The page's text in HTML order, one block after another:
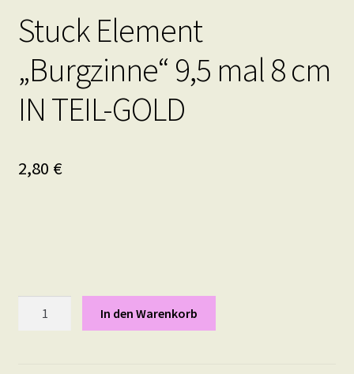
Stuck Element
„Burgzinne“ 9,5 mal 8 cm
IN TEIL-GOLD
2,80 €
In den Warenkorb